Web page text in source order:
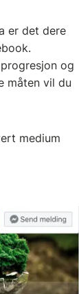
er det dere
og
måten vil du
medium